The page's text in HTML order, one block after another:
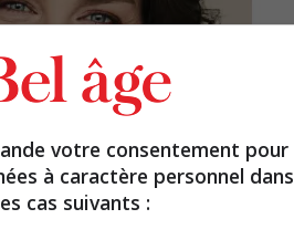
votre consentement pour
à caractère personnel dans
cas suivants :